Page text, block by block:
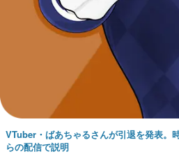
VTuber・ばあちゃるさんが引退を発表。
らの配信で説明